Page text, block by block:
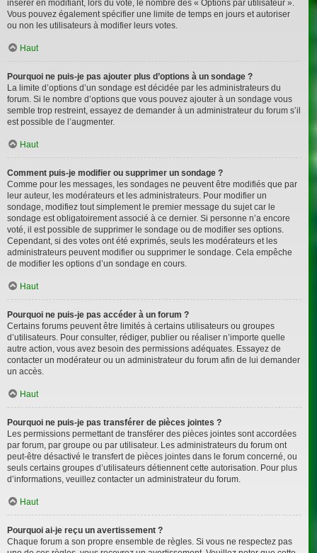
insérer en modifiant, lors du vote, le nombre des « Options par utilisateur ».
Vous pouvez également spécifier une limite de temps en jours et autoriser
ou non les utilisateurs à modifier leurs votes.
Haut
Pourquoi ne puis-je pas ajouter plus d’options à un sondage ?
La limite d’options d’un sondage est décidée par les administrateurs du
forum. Si le nombre d’options que vous pouvez ajouter à un sondage vous
semble trop restreint, essayez de demander à un administrateur du forum s’il
est possible de l’augmenter.
Haut
Comment puis-je modifier ou supprimer un sondage ?
Comme pour les messages, les sondages ne peuvent être modifiés que par
leur auteur, les modérateurs et les administrateurs. Pour modifier un
sondage, modifiez tout simplement le premier message du sujet car le
sondage est obligatoirement associé à ce dernier. Si personne n’a encore
voté, il est possible de supprimer le sondage ou de modifier ses options.
Cependant, si des votes ont été exprimés, seuls les modérateurs et les
administrateurs peuvent modifier ou supprimer le sondage. Cela empêche
de modifier les options d’un sondage en cours.
Haut
Pourquoi ne puis-je pas accéder à un forum ?
Certains forums peuvent être limités à certains utilisateurs ou groupes
d’utilisateurs. Pour consulter, rédiger, publier ou réaliser n’importe quelle
autre action, vous avez besoin des permissions adéquates. Essayez de
contacter un modérateur ou un administrateur du forum afin de lui demander
un accès.
Haut
Pourquoi ne puis-je pas transférer de pièces jointes ?
Les permissions permettant de transférer des pièces jointes sont accordées
par forum, par groupe ou par utilisateur. Les administrateurs du forum ont
peut-être désactivé le transfert de pièces jointes dans le forum concerné, ou
seuls certains groupes d’utilisateurs détiennent cette autorisation. Pour plus
d’informations, veuillez contacter un administrateur du forum.
Haut
Pourquoi ai-je reçu un avertissement ?
Chaque forum a son propre ensemble de règles. Si vous ne respectez pas